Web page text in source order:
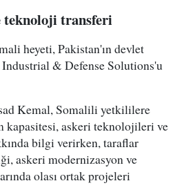
teknoloji transferi
heyeti, Pakistan'ın devlet
& Defense Solutions'u
Kemal, Somalili yetkililere
kapasitesi, askeri teknolojileri ve
bilgi verirken, taraflar
askeri modernizasyon ve
olası ortak projeleri